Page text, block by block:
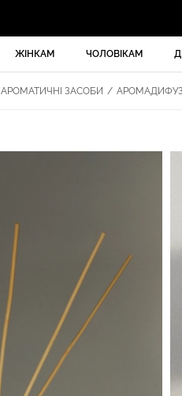
ЖІНКАМ ЧОЛОВІКАМ
АРОМАТИЧНІ ЗАСОБИ /